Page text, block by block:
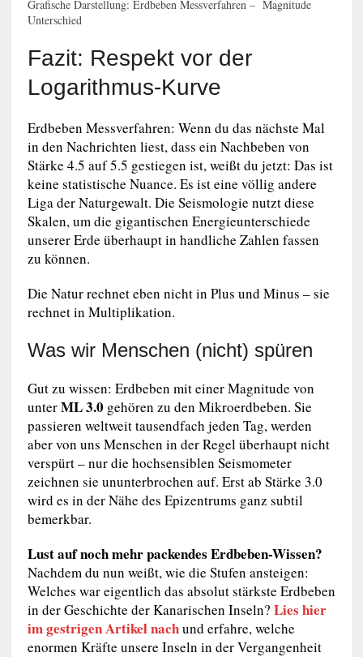
Grafische Darstellung: Erdbeben Messverfahren – Magnitude
Unterschied
Fazit: Respekt vor der
Logarithmus-Kurve
Erdbeben Messverfahren: Wenn du das nächste Mal
in den Nachrichten liest, dass ein Nachbeben von
Stärke 4.5 auf 5.5 gestiegen ist, weißt du jetzt: Das ist
keine statistische Nuance. Es ist eine völlig andere
Liga der Naturgewalt. Die Seismologie nutzt diese
Skalen, um die gigantischen Energieunterschiede
unserer Erde überhaupt in handliche Zahlen fassen
zu können.
Die Natur rechnet eben nicht in Plus und Minus – sie
rechnet in Multiplikation.
Was wir Menschen (nicht) spüren
Gut zu wissen: Erdbeben mit einer Magnitude von
unterML 3.0 gehören zu den Mikroerdbeben. Sie
passieren weltweit tausendfach jeden Tag, werden
aber von uns Menschen in der Regel überhaupt nicht
verspürt – nur die hochsensiblen Seismometer
zeichnen sie ununterbrochen auf. Erst ab Stärke 3.0
wird es in der Nähe des Epizentrums ganz subtil
bemerkbar.
Lust auf noch mehr packendes Erdbeben-Wissen?
Nachdem du nun weißt, wie die Stufen ansteigen:
Welches war eigentlich das absolut stärkste Erdbeben
in der Geschichte der Kanarischen Inseln? Lies hier
im gestrigen Artikel nachund erfahre, welche
enormen Kräfte unsere Inseln in der Vergangenheit